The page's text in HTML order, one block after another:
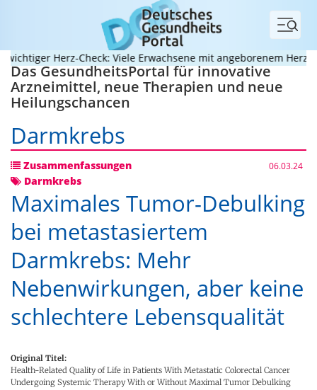
Menü
Herz-Check: Viele Erwachsene mit angeborenem
Das GesundheitsPortal für innovative
Arzneimittel, neue Therapien und neue
Heilungschancen
Darmkrebs
Zusammenfassungen 06.03.24
Darmkrebs
Maximales Tumor-Debulking
bei metastasiertem
Darmkrebs: Mehr
Nebenwirkungen, aber keine
schlechtere Lebensqualität
Original Titel:
Health-Related Quality of Life in Patients With Metastatic Colorectal Cancer
Undergoing Systemic Therapy With or Without Maximal Tumor Debulking